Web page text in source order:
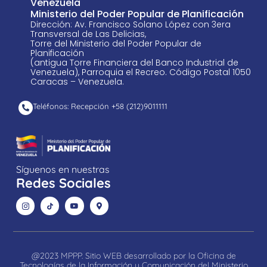
Ministerio del Poder Popular de Planificación
Dirección: Av. Francisco Solano López con 3era
Transversal de Las Delicias,
Torre del Ministerio del Poder Popular de
Planificación
(antigua Torre Financiera del Banco Industrial de
Venezuela), Parroquia el Recreo. Código Postal 1050
Caracas – Venezuela.
Teléfonos: Recepción +58 ​(212)9011111
Síguenos en nuestras
Redes Sociales
@2023 MPPP. Sitio WEB desarrollado por la Oficina de